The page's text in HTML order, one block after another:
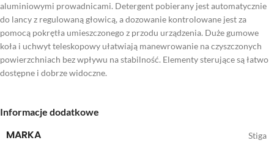
aluminiowymi prowadnicami. Detergent pobierany jest automatycznie
do lancy z regulowaną głowicą, a dozowanie kontrolowane jest za
pomocą pokrętła umieszczonego z przodu urządzenia. Duże gumowe
koła i uchwyt teleskopowy ułatwiają manewrowanie na czyszczonych
powierzchniach bez wpływu na stabilność. Elementy sterujące są łatwo
dostępne i dobrze widoczne.
Informacje dodatkowe
MARKA Stiga